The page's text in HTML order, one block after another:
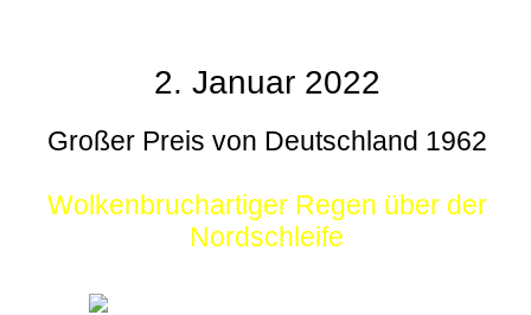
2. Januar 2022
Großer Preis von Deutschland 1962
Wolkenbruchartiger Regen über der
Nordschleife